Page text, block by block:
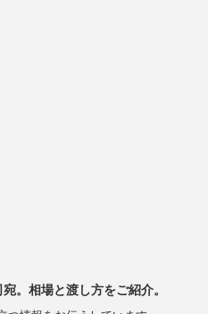
。相場と渡し方をご紹介。